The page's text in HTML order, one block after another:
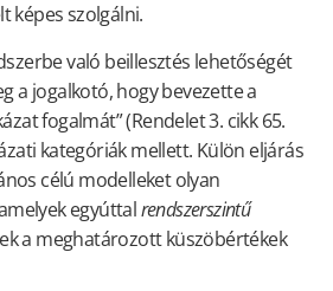
képes szolgálni.
való beillesztés lehetőségét
a jogalkotó, hogy bevezette a
fogalmát” (Rendelet 3. cikk 65.
kategóriák mellett. Külön eljárás
célú modelleket olyan
egyúttalrendszerszintű
a meghatározott küszöbértékek